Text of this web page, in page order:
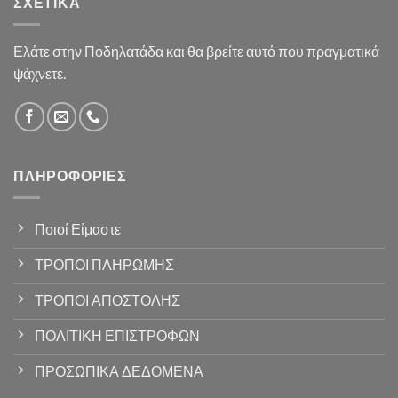
Ελάτε στην Ποδηλατάδα και θα βρείτε αυτό που πραγματικά
ψάχνετε.
ΠΛΗΡΟΦΟΡΊΕΣ
Ποιοί Είμαστε
ΤΡΟΠΟΙ ΠΛΗΡΩΜΗΣ
ΤΡΟΠΟΙ ΑΠΟΣΤΟΛΗΣ
ΠΟΛΙΤΙΚΗ ΕΠΙΣΤΡΟΦΩΝ
ΠΡΟΣΩΠΙΚΑ ΔΕΔΟΜΕΝΑ